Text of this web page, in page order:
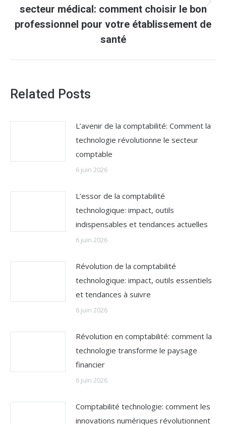
Article
suivant
:
secteur médical: comment choisir le bon
professionnel pour votre établissement de
santé
Related Posts
L’avenir de la comptabilité: Comment la
technologie révolutionne le secteur
comptable
6 juin 2026
L’essor de la comptabilité
technologique: impact, outils
indispensables et tendances actuelles
6 juin 2026
Révolution de la comptabilité
technologique: impact, outils essentiels
et tendances à suivre
6 juin 2026
Révolution en comptabilité: comment la
technologie transforme le paysage
financier
6 juin 2026
Comptabilité technologie: comment les
innovations numériques révolutionnent